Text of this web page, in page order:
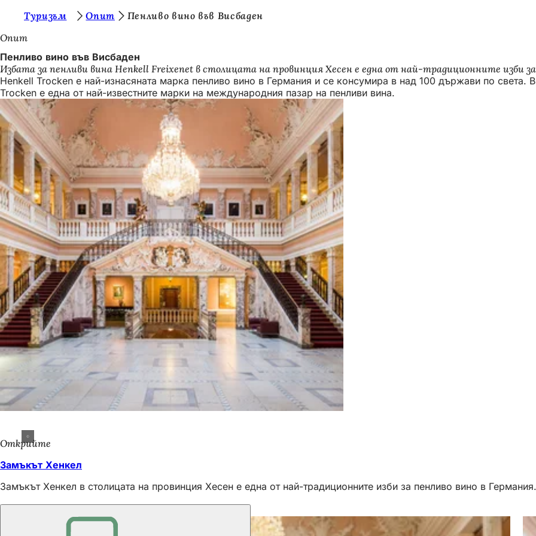
Преминаване към съдържанието
и
е
с
т
е
т
у
к
:
Туризъм Опит
Пенливо вино във Висбаден
Опит
Пенливо вино във Висбаден
Избата за пенливи вина Henkell Freixenet в столицата на провинция Хесен е една от най-традиционните изби
Henkell Trocken е най-изнасяната марка пенливо вино в Германия и се консумира в над 100 държави по
Trocken е една от най-известните марки на международния пазар на пенливи вина.
Открийте
Замъкът Хенкел
Замъкът Хенкел в столицата на провинция Хесен е една от най-традиционните изби за пенливо вино в Германия.
Също така е интересно